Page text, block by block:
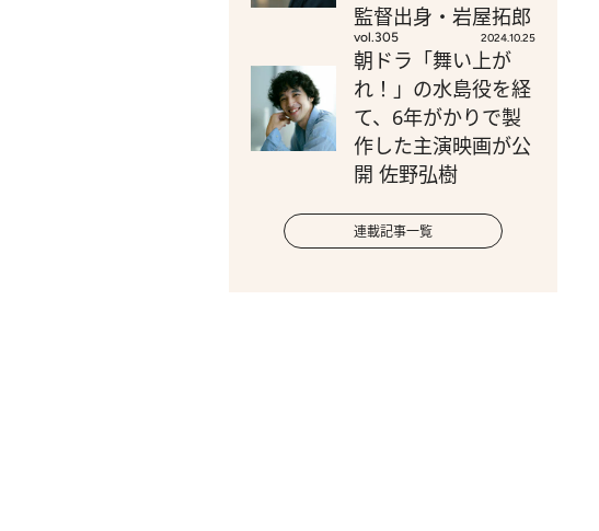
監督出身・岩屋拓郎
vol.305 2024.10.25
朝ドラ「舞い上が
れ！」の水島役を経
て、6年がかりで製
作した主演映画が公
開 佐野弘樹
連載記事一覧